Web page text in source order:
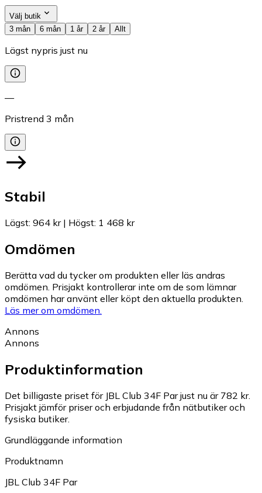
Välj butik
3 mån
6 mån 1 år 2 år Allt
Lägst nypris just nu
—
Pristrend 3 mån
Stabil
Lägst: 964 kr| Högst: 1 468 kr
Omdömen
Berätta vad du tycker om produkten eller läs andras
omdömen. Prisjakt kontrollerar inte om de som lämnar
omdömen har använt eller köpt den aktuella produkten.
Läs mer om omdömen.
Annons
Annons
Produktinformation
Det billigaste priset för JBL Club 34F Par just nu är 782 kr.
Prisjakt jämför priser och erbjudande från nätbutiker och
fysiska butiker.
Grundläggande information
Produktnamn
JBL Club 34F Par